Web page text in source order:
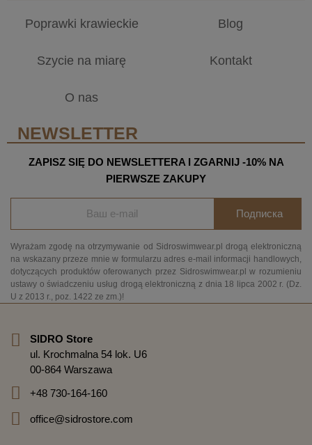
Poprawki krawieckie
Szycie na miarę
O nas
Blog
Kontakt
NEWSLETTER
ZAPISZ SIĘ DO NEWSLETTERA I ZGARNIJ -10% NA
PIERWSZE ZAKUPY
Подписка
Wyrażam zgodę na otrzymywanie od Sidroswimwear.pl drogą elektroniczną
na wskazany przeze mnie w formularzu adres e-mail informacji handlowych,
dotyczących produktów oferowanych przez Sidroswimwear.pl w rozumieniu
ustawy o świadczeniu usług drogą elektroniczną z dnia 18 lipca 2002 r. (Dz.
U z 2013 r., poz. 1422 ze zm.)!
SIDRO Store
ul. Krochmalna 54 lok. U6
00-864 Warszawa
+48 730-164-160
office@sidrostore.com